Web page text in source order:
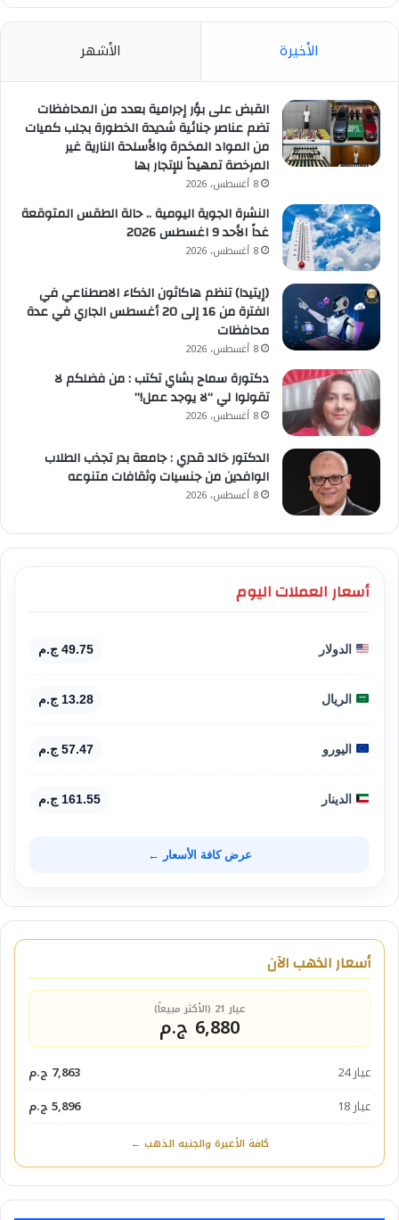
الأخيرة الأشهر
القبض على بؤر إجرامية بعدد من المحافظات
تضم عناصر جنائية شديدة الخطورة بجلب كميات
من المواد المخدرة والأسلحة النارية غير
المرخصة تمهيداً للإتجار بها
8 أغسطس، 2026
النشرة الجوية اليومية .. حالة الطقس المتوقعة
غداً الأحد 9 اغسطس 2026
8 أغسطس، 2026
(إيتيدا) تنظم هاكاثون الذكاء الاصطناعي في
الفترة من 16 إلى 20 أغسطس الجاري في عدة
محافظات
8 أغسطس، 2026
دكتورة سماح بشاي تكتب : من فضلكم لا
تقولوا لي “لا يوجد عمل!”
8 أغسطس، 2026
الدكتور خالد قدري : جامعة بدر تجذب الطلاب
الوافدين من جنسيات وثقافات متنوعه
8 أغسطس، 2026
أسعار العملات اليوم
الدولار 49.75 ج.م
الريال 13.28 ج.م
اليورو 57.47 ج.م
الدينار 161.55 ج.م
عرض كافة الأسعار ←
أسعار الذهب الآن
عيار 21 (الأكثر مبيعاً)
6,880 ج.م
عيار 24
7,863 ج.م
عيار 18
5,896 ج.م
كافة الأعيرة والجنيه الذهب ←